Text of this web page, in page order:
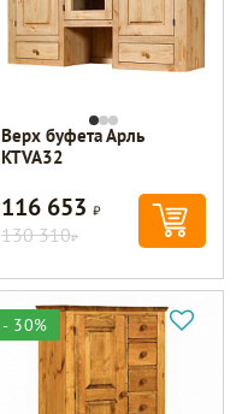
Верх буфета Арль
KTVA32
116 653Р
130 310Р
- 30%